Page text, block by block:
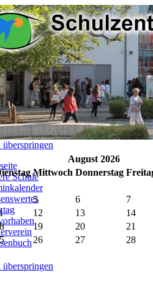
Schule
August 2026
enstag Mittwoch Donnerstag Fr
5 6 7
12 13 14
19 20 21
26 27 28